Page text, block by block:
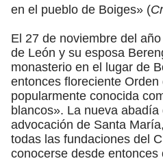
en el pueblo de Boiges» (
El 27 de noviembre del
de León y su esposa
monasterio en el lugar de
entonces floreciente Orden
popularmente conocida
blancos». La nueva abadía
advocación de Santa
todas las fundaciones del
conocerse desde entonces